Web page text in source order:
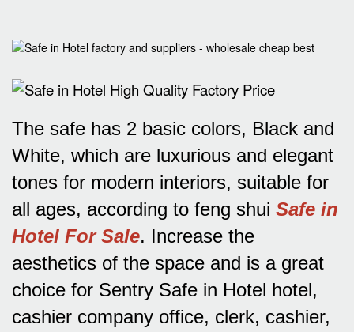
The safe has 2 basic colors, Black and
White, which are luxurious and elegant
tones for modern interiors, suitable for
all ages, according to feng shui Safe in
Hotel For Sale. Increase the
aesthetics of the space and is a great
choice for Sentry Safe in Hotel hotel,
cashier company office, clerk, cashier,